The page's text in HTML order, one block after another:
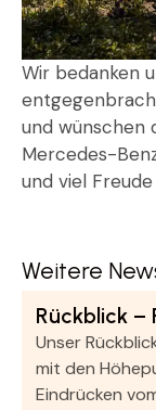
Wir bedanken
und wünschen
Mercedes-
und viel
Weitere
Rückblick –
Unser
mit den
Eindrücken